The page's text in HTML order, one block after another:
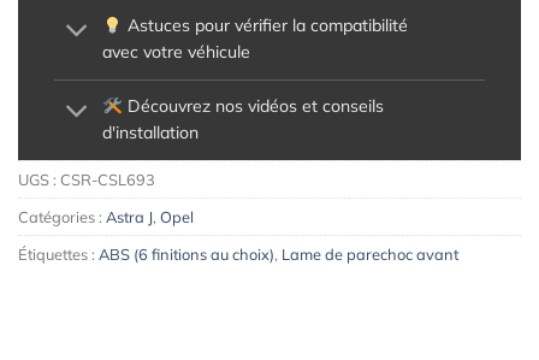
Astuces pour vérifier la compatibilité
avec votre véhicule
Découvrez nos vidéos et conseils
d'installation
UGS : CSR-CSL693
Catégories : Astra J, Opel
Étiquettes : ABS (6 finitions au choix), Lame de parechoc avant